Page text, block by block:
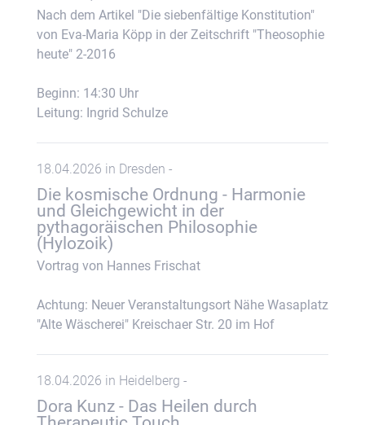
Nach dem Artikel "Die siebenfältige Konstitution"
von Eva-Maria Köpp in der Zeitschrift "Theosophie
heute" 2-2016
Beginn: 14:30 Uhr
Leitung: Ingrid Schulze
18.04.2026 in Dresden -
Die kosmische Ordnung - Harmonie
und Gleichgewicht in der
pythagoräischen Philosophie
(Hylozoik)
Vortrag von Hannes Frischat
Achtung: Neuer Veranstaltungsort Nähe Wasaplatz
"Alte Wäscherei" Kreischaer Str. 20 im Hof
18.04.2026 in Heidelberg -
Dora Kunz - Das Heilen durch